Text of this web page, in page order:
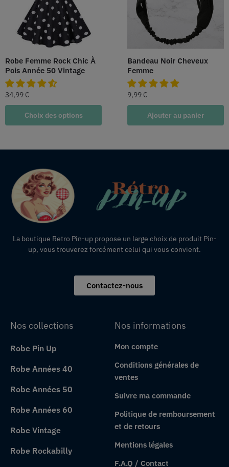
Robe Femme Rock Chic À
Pois Année 50 Vintage
34,99 €
Choix des options
Bandeau Noir Cheveux
Femme
9,99 €
Ajouter au panier
La boutique Retro Pin-up propose un large choix de produit Pin-
up, vous trouverez forcément celui qui vous convient.
Contactez-nous
Nos collections
Robe Pin Up
Robe Années 40
Robe Années 50
Robe Années 60
Robe Vintage
Robe Rockabilly
Nos informations
Mon compte
Conditions générales de
ventes
Suivre ma commande
Politique de remboursement
et de retours
Mentions légales
F.A.Q / Contact